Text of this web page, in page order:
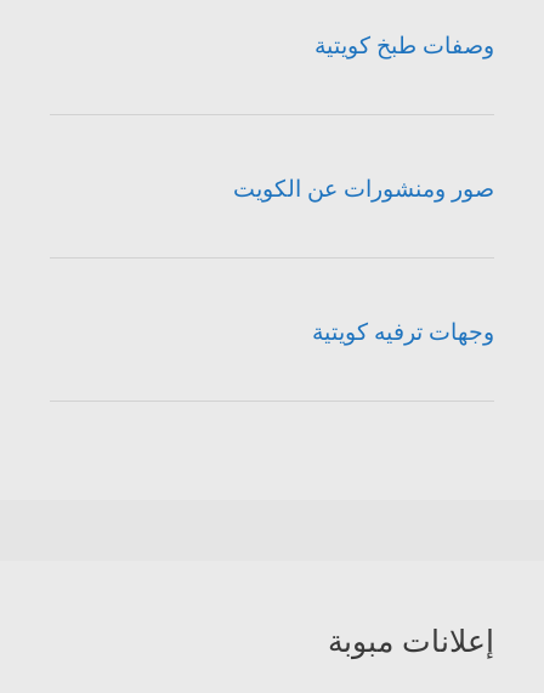
وصفات طبخ كويتية
صور ومنشورات عن الكويت
وجهات ترفيه كويتية
إعلانات مبوبة